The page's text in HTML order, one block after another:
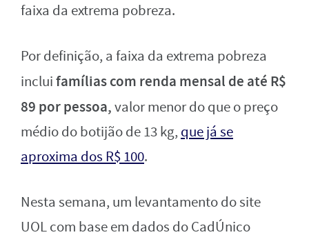
faixa da extrema pobreza.
Por definição, a faixa da extrema pobreza
incluifamílias com renda mensal de até R$
89 por pessoa,valor menor do que o preço
médio do botijão de 13 kg, que já se
aproxima dos R$ 100.
Nesta semana, um levantamento do site
UOL com base em dados do CadÚnico